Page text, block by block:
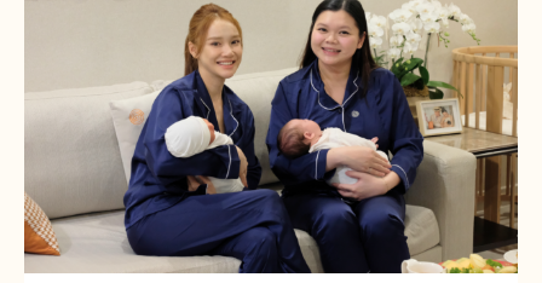
Yêu cầu báo giá